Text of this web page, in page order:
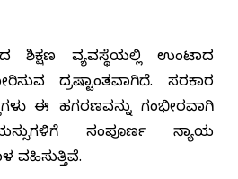
ವ್ಯವಸ್ಥೆಯಲ್ಲಿ ಉಂಟಾದ
ದ್ರಷ್ಟಾಂತವಾಗಿದೆ. ಸರಕಾರ
ಈ ಹಗರಣವನ್ನು ಗಂಭೀರವಾಗಿ
ಸಂಪೂರ್ಣ ನ್ಯಾಯ
ವಹಿಸುತ್ತಿವೆ.